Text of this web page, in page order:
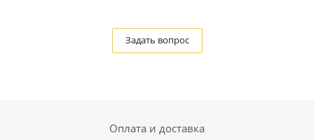
Задать вопрос
Оплата и доставка